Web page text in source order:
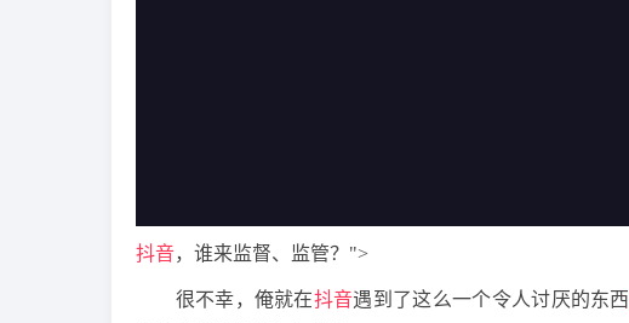
抖音，谁来监督、监管？">
很不幸，俺就在抖音遇到了这么一个令人讨厌的东西